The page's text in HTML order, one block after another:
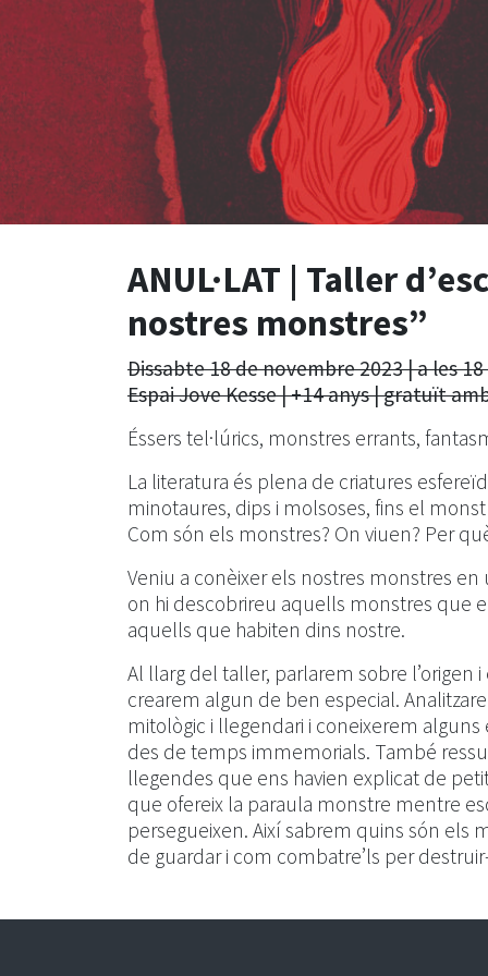
ANUL·LAT | Taller
nostres monstres”
Dissabte 18 de novembre 2023 | a les
Espai Jove Kesse | +14 anys | gratuït
Éssers tel·lúrics, monstres errants,
La literatura és plena de criatures
minotaures, dips i molsoses, fins el
Com són els monstres? On viuen? Per
Veniu a conèixer els nostres monstres
on hi descobrireu aquells monstres que
aquells que habiten dins nostre.
Al llarg del taller, parlarem sobre
crearem algun de ben especial.
mitològic i llegendari i coneixerem
des de temps immemorials. També
llegendes que ens havien explicat de
que ofereix la paraula monstre mentre
persegueixen. Així sabrem quins són
de guardar i com combatre’ls per